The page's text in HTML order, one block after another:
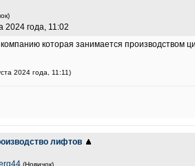
2024 года, 11:02
которая занимается производством
2024 года, 11:11)
лифтов
(Новичок)